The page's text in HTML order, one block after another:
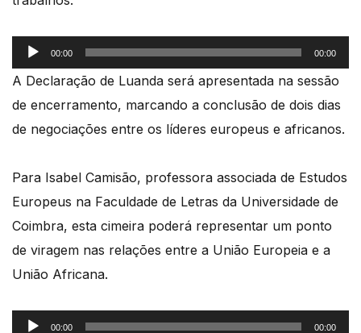
Reprodutor
de
00:00 00:00
A Declaração de Luanda será apresentada na sessão
de encerramento, marcando a conclusão de dois dias
de negociações entre os líderes europeus e africanos.
Para Isabel Camisão, professora associada de Estudos
Europeus na Faculdade de Letras da Universidade de
Coimbra, esta cimeira poderá representar um ponto
de viragem nas relações entre a União Europeia e a
União Africana.
Reprodutor
00:00 00:00